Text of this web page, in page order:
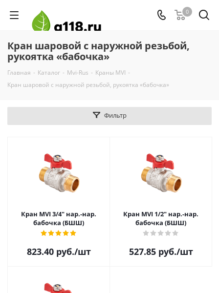
0
Кран шаровой с наружной резьбой,
рукоятка «бабочка»
Главная - Каталог - Mvi-Rus - Краны MVI -
Кран шаровой с наружной резьбой, рукоятка «бабочка»
Фильтр
Кран MVI 3/4" нар.-нар.
бабочка (БШШ)
823.40руб./шт
Кран MVI 1/2" нар.-нар.
бабочка (БШШ)
527.85руб./шт